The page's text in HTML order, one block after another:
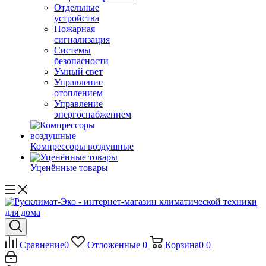
Отдельные
устройства
Пожарная
сигнализация
Системы
безопасности
Умный свет
Управление
отоплением
Управление
энергоснабжением
Компрессоры воздушные
Уценённые товары
Сравнение0 Отложенные 0 Корзина0 0